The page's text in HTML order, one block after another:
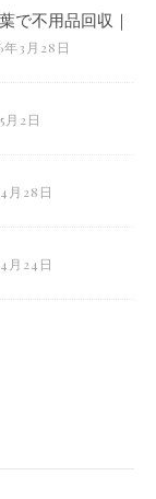
で不用品回収｜
年3月28日
月2日
月28日
月24日